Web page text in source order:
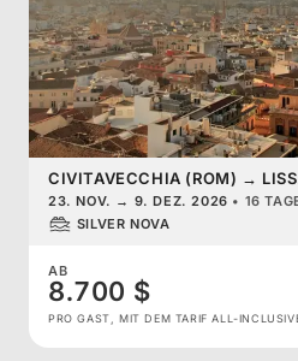
CIVITAVECCHIA (ROM) →
23. NOV. → 9. DEZ. 2026 • 16
SILVER NOVA
AB
8.700 $
PRO GAST, MIT DEM TARIF ALL-